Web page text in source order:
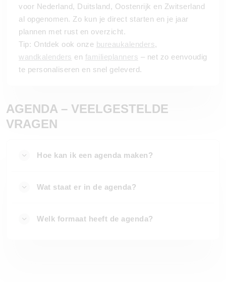
voor Nederland, Duitsland, Oostenrijk en Zwitserland
al opgenomen. Zo kun je direct starten en je jaar
plannen met rust en overzicht.
Tip: Ontdek ook onze bureaukalenders,
wandkalenders en familieplanners – net zo eenvoudig
te personaliseren en snel geleverd.
AGENDA – VEELGESTELDE
VRAGEN
Hoe kan ik een agenda maken?
Wat staat er in de agenda?
Welk formaat heeft de agenda?